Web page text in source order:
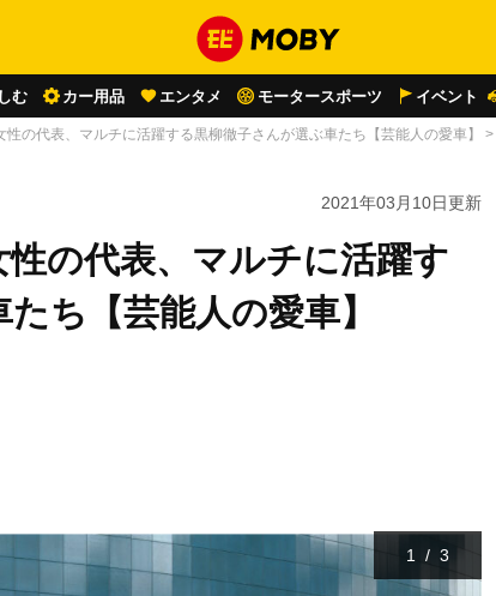
む カー用品 エンタメ モータースポーツ イベント
性の代表、マルチに活躍する黒柳徹子さんが選ぶ車たち【芸能人の愛車】 >
2021年03月10日更新
の代表、マルチに活躍す
ち【芸能人の愛車】
1 / 3